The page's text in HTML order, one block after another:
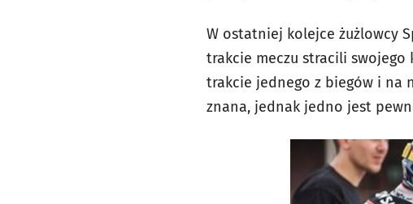
W ostatniej kolejce żużlowcy
trakcie meczu stracili swojego
trakcie jednego z biegów i na
znana, jednak jedno jest